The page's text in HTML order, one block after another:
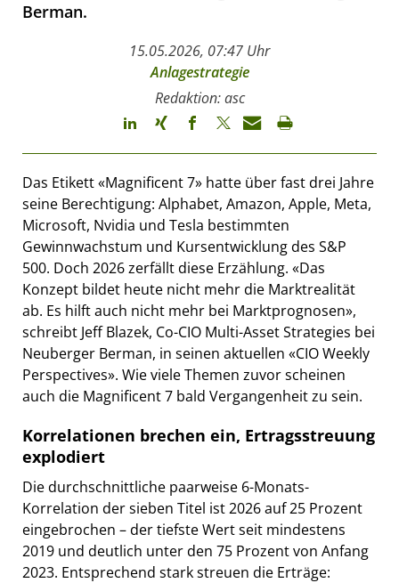
Berman.
15.05.2026, 07:47 Uhr
Anlagestrategie
Redaktion: asc
Das Etikett «Magnificent 7» hatte über fast drei Jahre
seine Berechtigung: Alphabet, Amazon, Apple, Meta,
Microsoft, Nvidia und Tesla bestimmten
Gewinnwachstum und Kursentwicklung des S&P
500. Doch 2026 zerfällt diese Erzählung. «Das
Konzept bildet heute nicht mehr die Marktrealität
ab. Es hilft auch nicht mehr bei Marktprognosen»,
schreibt Jeff Blazek, Co-CIO Multi-Asset Strategies bei
Neuberger Berman, in seinen aktuellen «CIO Weekly
Perspectives». Wie viele Themen zuvor scheinen
auch die Magnificent 7 bald Vergangenheit zu sein.
Korrelationen brechen ein, Ertragsstreuung
explodiert
Die durchschnittliche paarweise 6-Monats-
Korrelation der sieben Titel ist 2026 auf 25 Prozent
eingebrochen – der tiefste Wert seit mindestens
2019 und deutlich unter den 75 Prozent von Anfang
2023. Entsprechend stark streuen die Erträge: